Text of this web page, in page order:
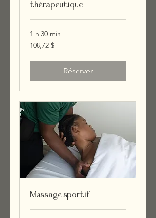
thérapeutique
1 h 30 min
108,72 dollars
canadiens
108,72 $
Réserver
Massage sportif